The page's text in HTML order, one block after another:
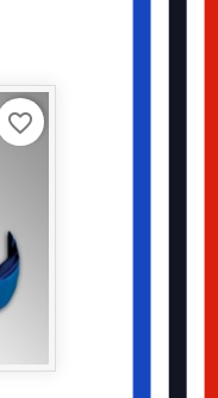
favorite_border